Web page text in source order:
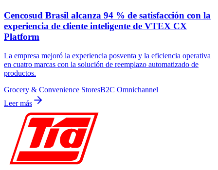
Cencosud Brasil alcanza 94 % de satisfacción con la
experiencia de cliente inteligente de VTEX CX
Platform
La empresa mejoró la experiencia posventa y la eficiencia operativa
en cuatro marcas con la solución de reemplazo automatizado de
productos.
Grocery & Convenience StoresB2C Omnichannel
Leer más